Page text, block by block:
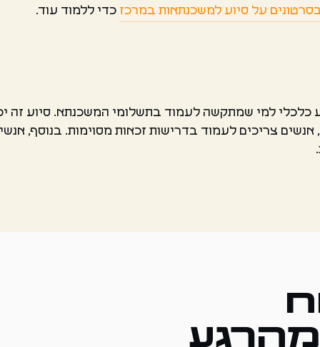
על סיוע למשכנתאות במרכז כדי ללמוד עוד.
כלכלי למי שמתקשה לעמוד בתשלומי המשכנתא. סיוע זה
אנשים צריכים לעמוד בדרישות זכאות מסוימות. בנוסף,